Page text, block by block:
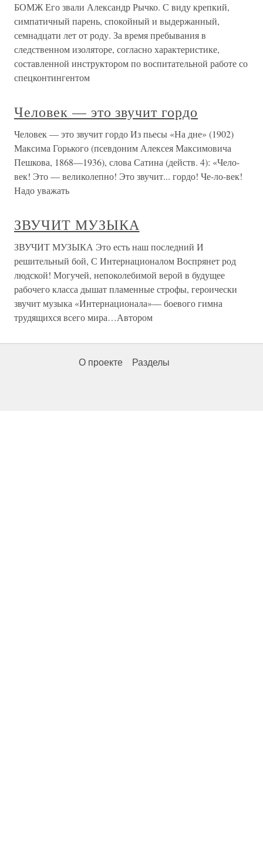
БОМЖ Его звали Александр Рычко. С виду крепкий,
симпатичный парень, спокойный и выдержанный,
семнадцати лет от роду. За время пребывания в
следственном изоляторе, согласно характеристике,
составленной инструктором по воспитательной работе со
спецконтингентом
Человек — это звучит гордо
Человек — это звучит гордо Из пьесы «На дне» (1902)
Максима Горького (псевдоним Алексея Максимовича
Пешкова, 1868—1936), слова Сатина (действ. 4): «Чело-
век! Это — великолепно! Это звучит... гордо! Че-ло-век!
Надо уважать
ЗВУЧИТ МУЗЫКА
ЗВУЧИТ МУЗЫКА Это есть наш последний И
решительный бой, С Интернационалом Воспрянет род
людской! Могучей, непоколебимой верой в будущее
рабочего класса дышат пламенные строфы, героически
звучит музыка «Интернационала»— боевого гимна
трудящихся всего мира…Автором
О проекте Разделы